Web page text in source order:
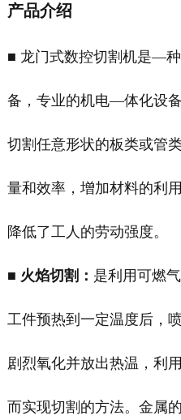
产品介绍
■ 龙门式数控切割机是—
备，专业的机电—体化设
切割任意形状的板类或管
量和效率，增加材料的利
降低了工人的劳动强度。
■ 火焰切割： 是利用可燃
工件预热到一定温度后，
剧烈氧化并放出热温，利
而实现切割的方法。金属